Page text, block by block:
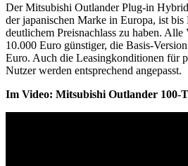
Der Mitsubishi Outlander Plug-in
der japanischen Marke in Europa, ist bis
deutlichem Preisnachlass zu haben.
10.000 Euro günstiger, die Basis-
Euro. Auch die Leasingkonditionen für
Nutzer werden entsprechend angepasst.
Im Video: Mitsubishi Outlander 100-